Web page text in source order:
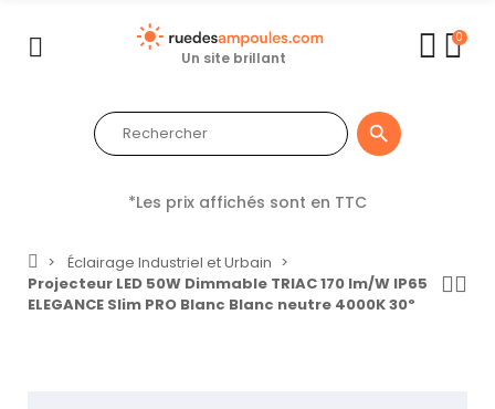
Un site brillant
0

*Les prix affichés sont en TTC
Éclairage Industriel et Urbain
Projecteur LED 50W Dimmable TRIAC 170 lm/W IP65
ELEGANCE Slim PRO Blanc Blanc neutre 4000K 30º